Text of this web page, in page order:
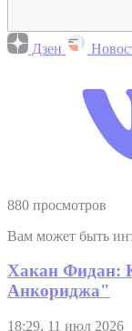
Дзен
880 просмотров
Вам может быть
Хакан Фидан:
Анкориджа"
18:29, 11 июл 2026